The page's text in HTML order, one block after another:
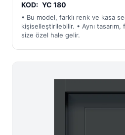
KOD: YC 180
• Bu model, farklı renk ve kasa
kişiselleştirilebilir. • Aynı tasarım,
size özel hale gelir.